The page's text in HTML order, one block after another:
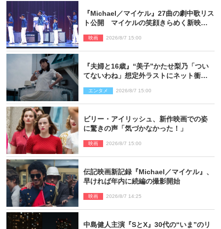
『Michael／マイケル』27曲の劇中歌リス
ト公開 マイケルの笑顔きらめく新映像
映画 2026/8/7 15:00
『夫婦と16歳』“美子”かたせ梨乃「つい
てないわね」想定外ラストにネット衝撃
り）
エンタメ 2026/8/7 15:00
ビリー・アイリッシュ、新作映画での姿
に驚きの声「気づかなかった！」
映画 2026/8/7 15:00
伝記映画新記録『Michael／マイケル』、
早ければ年内に続編の撮影開始
映画 2026/8/7 14:25
中島健人主演『SとX』30代の“いま”のリ